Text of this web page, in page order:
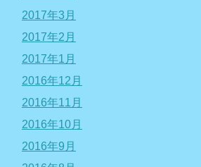
2017年3月
2017年2月
2017年1月
2016年12月
2016年11月
2016年10月
2016年9月